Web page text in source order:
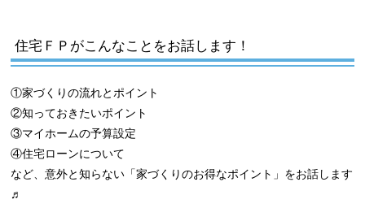
住宅ＦＰがこんなことをお話します！
①家づくりの流れとポイント
②知っておきたいポイント
③マイホームの予算設定
④住宅ローンについて
など、意外と知らない「家づくりのお得なポイント」をお話します
♬